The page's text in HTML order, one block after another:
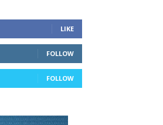
LIKE
FOLLOW
FOLLOW